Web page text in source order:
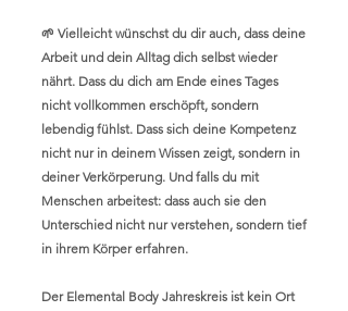
🌱 Vielleicht wünschst du dir auch, dass deine
Arbeit und dein Alltag dich selbst wieder
nährt. Dass du dich am Ende eines Tages
nicht vollkommen erschöpft, sondern
lebendig fühlst. Dass sich deine Kompetenz
nicht nur in deinem Wissen zeigt, sondern in
deiner Verkörperung. Und falls du mit
Menschen arbeitest: dass auch sie den
Unterschied nicht nur verstehen, sondern tief
in ihrem Körper erfahren.
Der Elemental Body Jahreskreis ist kein Ort